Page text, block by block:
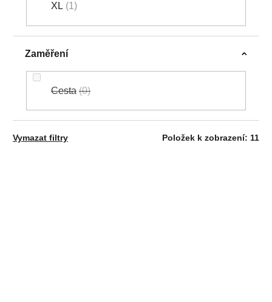
XL 1
Zaměření
Cesta 0
Vymazat filtry Položek k zobrazení: 11